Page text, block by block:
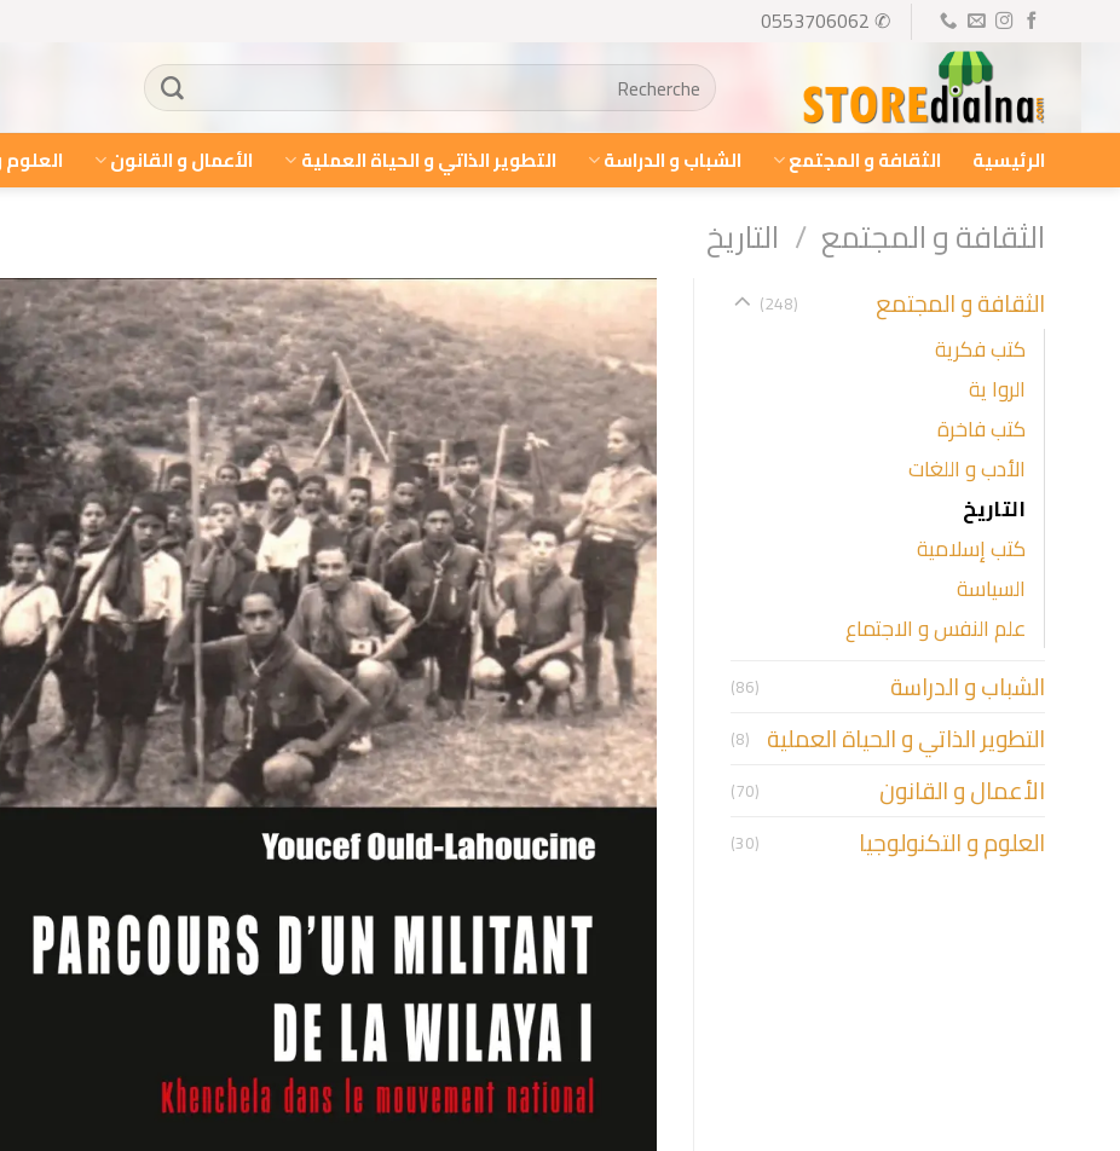
✆ 0553706062
البحث
عن:
الرئيسية الثقافة و المجتمع الشباب و الدراسة التطوير الذاتي و الحياة العملية الأعمال و القانون العلوم
الثقافة و المجتمع / التاريخ
الثقافة و المجتمع (248)
كتب فكرية
الروا ية
كتب فاخرة
الأدب و اللغات
التاريخ
كتب إسلامية
السياسة
علم النفس و الاجتماع
الشباب و الدراسة (86)
التطوير الذاتي و الحياة العملية (8)
الأعمال و القانون (70)
العلوم و التكنولوجيا (30)